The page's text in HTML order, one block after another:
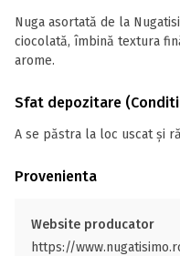
Nuga asortată de la
ciocolată, îmbină textura
arome.
Sfat depozitare
A se păstra la loc uscat și
Provenienta
Website producator
https://